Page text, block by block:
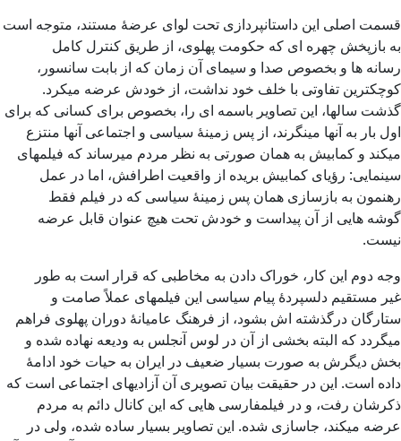
قسمت اصلی این داستانپردازی تحت لوای عرضۀ مستند، متوجه است
به بازپخش چهره ای که حکومت پهلوی، از طریق کنترل کامل
رسانه ها و بخصوص صدا و سیمای آن زمان که از بابت سانسور،
کوچکترین تفاوتی با خلف خود نداشت، از خودش عرضه میکرد.
گذشت سالها، این تصاویر باسمه ای را، بخصوص برای کسانی که برای
اول بار به آنها مینگرند، از پس زمینۀ سیاسی و اجتماعی آنها منتزع
میکند و کمابیش به همان صورتی به نظر مردم میرساند که فیلمهای
سینمایی: رؤیای کمابیش بریده از واقعیت اطرافش، اما در عمل
رهنمون به بازسازی همان پس زمینۀ سیاسی که در فیلم فقط
گوشه هایی از آن پیداست و خودش تحت هیچ عنوان قابل عرضه
نیست.
وجه دوم این کار، خوراک دادن به مخاطبی که قرار است به طور
غیر مستقیم دلسپردۀ پیام سیاسی این فیلمهای عملاً صامت و
ستارگان درگذشته اش بشود، از فرهنگ عامیانۀ دوران پهلوی فراهم
میگردد که البته بخشی از آن در لوس آنجلس به ودیعه نهاده شده و
بخش دیگرش به صورت بسیار ضعیف در ایران به حیات خود ادامۀ
داده است. این در حقیقت بیان تصویری آن آزادیهای اجتماعی است که
ذکرشان رفت، و در فیلمفارسی هایی که این کانال دائم به مردم
عرضه میکند، جاسازی شده. این تصاویر بسیار ساده شده، ولی در